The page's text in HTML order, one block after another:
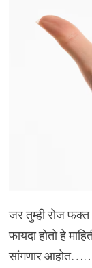
जर तुम्ही रोज फक्त
फायदा होतो हे
सांगणार